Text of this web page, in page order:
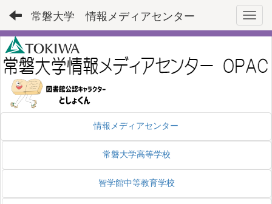
常磐大学 情報メディアセンター
情報メディアセンター
常磐大学高等学校
智学館中等教育学校